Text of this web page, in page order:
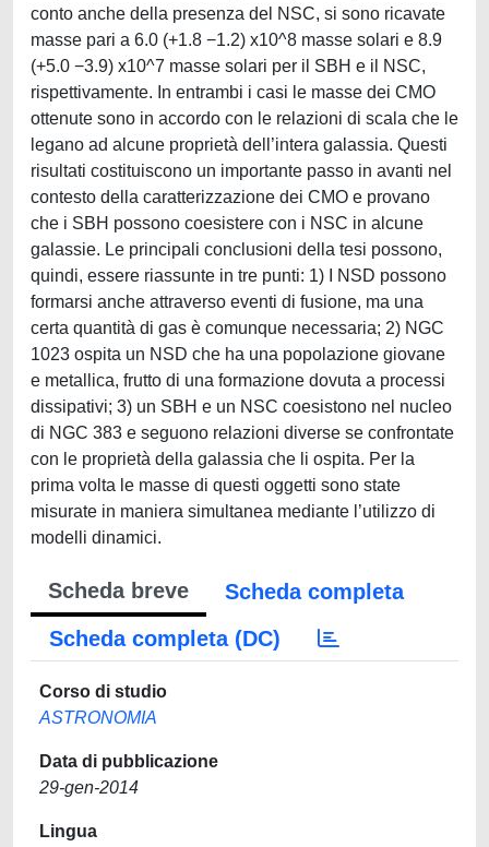
conto anche della presenza del NSC, si sono ricavate
masse pari a 6.0 (+1.8 −1.2) x10^8 masse solari e 8.9
(+5.0 −3.9) x10^7 masse solari per il SBH e il NSC,
rispettivamente. In entrambi i casi le masse dei CMO
ottenute sono in accordo con le relazioni di scala che le
legano ad alcune proprietà dell’intera galassia. Questi
risultati costituiscono un importante passo in avanti nel
contesto della caratterizzazione dei CMO e provano
che i SBH possono coesistere con i NSC in alcune
galassie. Le principali conclusioni della tesi possono,
quindi, essere riassunte in tre punti: 1) I NSD possono
formarsi anche attraverso eventi di fusione, ma una
certa quantità di gas è comunque necessaria; 2) NGC
1023 ospita un NSD che ha una popolazione giovane
e metallica, frutto di una formazione dovuta a processi
dissipativi; 3) un SBH e un NSC coesistono nel nucleo
di NGC 383 e seguono relazioni diverse se confrontate
con le proprietà della galassia che li ospita. Per la
prima volta le masse di questi oggetti sono state
misurate in maniera simultanea mediante l’utilizzo di
modelli dinamici.
Scheda breve
Scheda completa
Scheda completa (DC)
Corso di studio
ASTRONOMIA
Data di pubblicazione
29-gen-2014
Lingua